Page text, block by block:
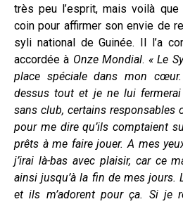
très peu l’esprit, mais voilà
coin pour affirmer son envie de
syli national de Guinée. Il l’a
accordée à Onze Mondial. « Le
place spéciale dans mon
dessus tout et je ne lui
sans club, certains responsables
pour me dire qu’ils comptaient
prêts à me faire jouer. A mes
j’irai là-bas avec plaisir, car ce
ainsi jusqu’à la fin de mes jours.
et ils m’adorent pour ça. Si je